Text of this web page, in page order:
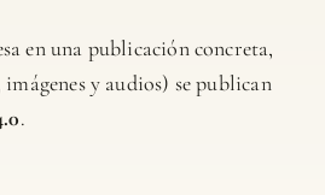
en una publicación concreta,
y audios) se publican
.